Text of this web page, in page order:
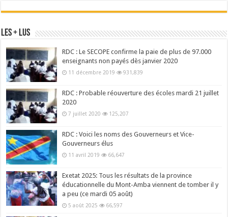
Les + Lus
RDC : Le SECOPE confirme la paie de plus de 97.000
enseignants non payés dès janvier 2020
11 décembre 2019 931,839
RDC : Probable réouverture des écoles mardi 21 juillet
2020
7 juillet 2020 125,207
RDC : Voici les noms des Gouverneurs et Vice-
Gouverneurs élus
11 avril 2019 66,647
Exetat 2025: Tous les résultats de la province
éducationnelle du Mont-Amba viennent de tomber il y
a peu (ce mardi 05 août)
5 août 2025 66,597